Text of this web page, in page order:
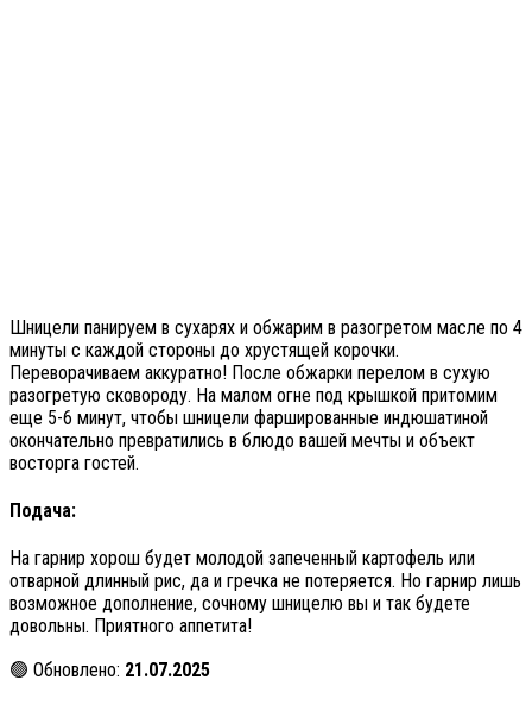
Шницели панируем в сухарях и обжарим в разогретом масле по 4
минуты с каждой стороны до хрустящей корочки.
Переворачиваем аккуратно! После обжарки перелом в сухую
разогретую сковороду. На малом огне под крышкой притомим
еще 5-6 минут, чтобы шницели фаршированные индюшатиной
окончательно превратились в блюдо вашей мечты и объект
восторга гостей.
Подача:
На гарнир хорош будет молодой запеченный картофель или
отварной длинный рис, да и гречка не потеряется. Но гарнир лишь
возможное дополнение, сочному шницелю вы и так будете
довольны. Приятного аппетита!
🟢 Обновлено: 21.07.2025